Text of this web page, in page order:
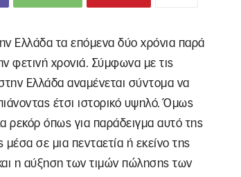
Ελλάδα τα επόμενα δύο χρόνια παρά
φετινή χρονιά. Σύμφωνα με τις
Ελλάδα αναμένεται σύντομα να
έτσι ιστορικό υψηλό. Όμως
ρεκόρ όπως για παράδειγμα αυτό της
μέσα σε μια πενταετία ή εκείνο της
η αύξηση των τιμών πώλησης των